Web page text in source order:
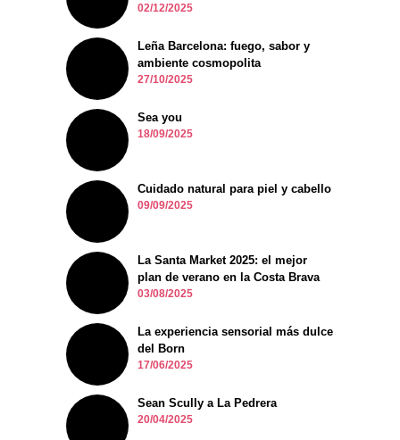
02/12/2025
Leña Barcelona: fuego, sabor y
ambiente cosmopolita
27/10/2025
Sea you
18/09/2025
Cuidado natural para piel y cabello
09/09/2025
La Santa Market 2025: el mejor
plan de verano en la Costa Brava
03/08/2025
La experiencia sensorial más dulce
del Born
17/06/2025
Sean Scully a La Pedrera
20/04/2025